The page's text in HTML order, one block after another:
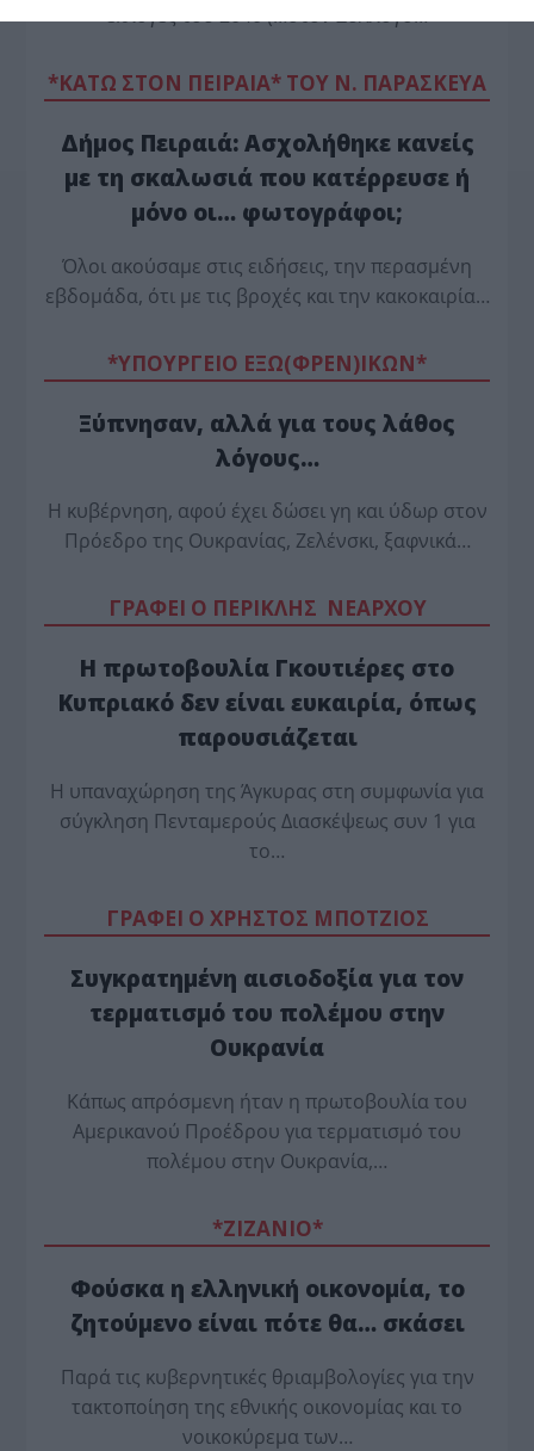
εκλογές του 2040 (…στον Σύλλογο…
*ΚΑΤΩ ΣΤΟΝ ΠΕΙΡΑΙΑ* ΤΟΥ Ν. ΠΑΡΑΣΚΕΥΑ
Δήμος Πειραιά: Ασχολήθηκε κανείς
με τη σκαλωσιά που κατέρρευσε ή
μόνο οι… φωτογράφοι;
Όλοι ακούσαμε στις ειδήσεις, την περασμένη
εβδομάδα, ότι με τις βροχές και την κακοκαιρία…
*ΥΠΟΥΡΓΕΙΟ ΕΞΩ(ΦΡΕΝ)ΙΚΩΝ*
Ξύπνησαν, αλλά για τους λάθος
λόγους…
Η κυβέρνηση, αφού έχει δώσει γη και ύδωρ στον
Πρόεδρο της Ουκρανίας, Ζελένσκι, ξαφνικά…
ΓΡΑΦΕΙ Ο ΠΕΡΙΚΛΗΣ ΝΕΑΡΧΟΥ
Η πρωτοβουλία Γκουτιέρες στο
Κυπριακό δεν είναι ευκαιρία, όπως
παρουσιάζεται
Η υπαναχώρηση της Άγκυρας στη συμφωνία για
σύγκληση Πενταμερούς Διασκέψεως συν 1 για
το…
ΓΡΑΦΕΙ Ο ΧΡΗΣΤΟΣ ΜΠΟΤΖΙΟΣ
Συγκρατημένη αισιοδοξία για τον
τερματισμό του πολέμου στην
Ουκρανία
Κάπως απρόσμενη ήταν η πρωτοβουλία του
Αμερικανού Προέδρου για τερματισμό του
πολέμου στην Ουκρανία,…
*ZΙΖΑΝΙΟ*
Φούσκα η ελληνική οικονομία, το
ζητούμενο είναι πότε θα… σκάσει
Παρά τις κυβερνητικές θριαμβολογίες για την
τακτοποίηση της εθνικής οικονομίας και το
νοικοκύρεμα των…